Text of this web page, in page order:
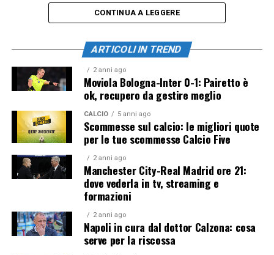
CONTINUA A LEGGERE
ARTICOLI IN TREND
2 anni ago
Moviola Bologna-Inter 0-1: Pairetto è
ok, recupero da gestire meglio
CALCIO 5 anni ago
Scommesse sul calcio: le migliori quote
per le tue scommesse Calcio Five
2 anni ago
Manchester City-Real Madrid ore 21:
dove vederla in tv, streaming e
formazioni
2 anni ago
Napoli in cura dal dottor Calzona: cosa
serve per la riscossa